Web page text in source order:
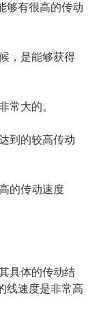
够有很高的传动
，是能够获得
常大的。
到的较高传动
的传动速度
具体的传动结
线速度是非常高